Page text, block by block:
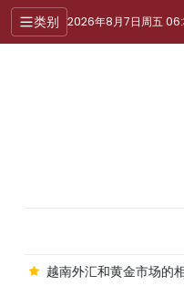
类别 2026年8月7日周五
越南外汇和黄金市场的